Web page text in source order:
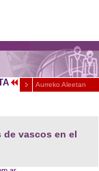
de vascos en el
Aurreko Aleetan